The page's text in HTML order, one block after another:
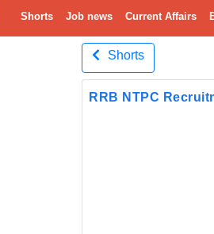
Shorts Job news Current Affairs
Shorts
RRB NTPC